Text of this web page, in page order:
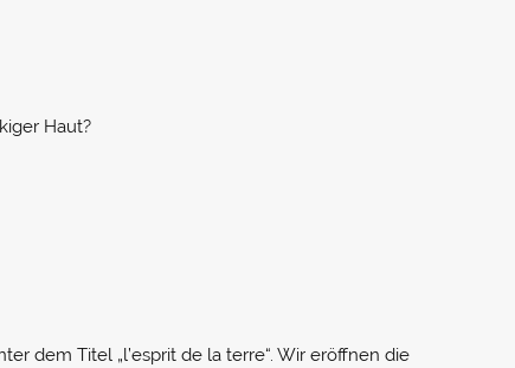
Haut?
dem Titel „l’esprit de la terre“. Wir eröffnen die